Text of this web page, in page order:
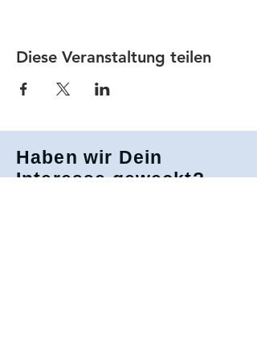
Diese Veranstaltung teilen
Haben wir Dein
Interesse geweckt?